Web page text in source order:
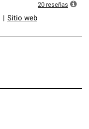
Sitio web
20 reseñas